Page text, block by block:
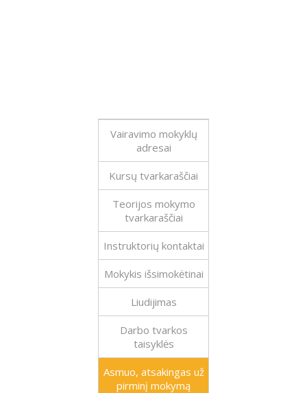
Vairavimo mokyklų
adresai
Kursų tvarkaraščiai
Teorijos mokymo
tvarkaraščiai
Instruktorių kontaktai
Mokykis išsimokėtinai
Liudijimas
Darbo tvarkos
taisyklės
Asmuo, atsakingas už
pirminį mokymą